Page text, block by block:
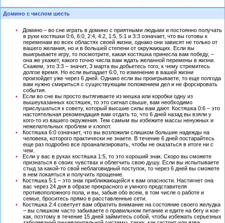
Домино с числом шесть
Домино – во сне играть в домино с приятными людьми и постоянно получать
в руки костяшки 0:6, 6:0, 2:4, 4:2, 1:5, 5:1 и 3:3 означает, что вы готовы к
переменам во всех областях своей жизни, однако они зависят не только от
вашего желания, но и в большей степени от окружающих. Если вы
выигрываете игру, то посмотрите, какая костяшка принесла вам победу, –
она же укажет, какого точно числа вам ждать желанной перемены в жизни.
Скажем, это 3:3 – значит, 3 марта вы добьетесь того, к чему стремитесь
долгое время. Но если выпадает 6:0, то изменение в вашей жизни
произойдет уже через 6 дней. Однако если вы проигрываете, то еще полгода
вам нужно смириться с существующим положением дел и не форсировать
события.
Если во сне вы просто вытягиваете из мешка или коробки одну из
вышеуказанных костяшек, то это сигнал свыше, вам необходимо
прислушаться к совету, который высшие силы вам дают. Костяшка 0:6 – это
настоятельная рекомендация вам отдать то, что 6 дней назад вы взяли у
кого-то из вашего окружения. Тем самым вы избежите массы ненужных и
нежелательных проблем и хлопот.
Костяшка 6:0 означает, что вы возложили слишком большие надежды на
человека, которого практически не знаете. В течение 6 дней постарайтесь
еще раз подробно все проанализировать, чтобы не оказаться в итоге ни с
чем.
Если у вас в руках костяшка 1:5, то это хороший знак. Скоро вы сможете
признаться в своих чувствах и облегчить свою душу. Если вы испытываете
стыд за какой-то свой неблаговидный поступок, то через 6 дней вы сможете
в нем покаяться и получить прощение.
Костяшка 5:1 – это знак приближающейся к вам опасности. Настигнет она
вас через 24 дня в образе прекрасного и умного представителя
противоположного пола, и вы, забыв обо всем, в том числе о работе и
семье, броситесь прямо в расставленные сети.
Костяшка 2:4 советует вам обратить внимание на состояние своего желудка
– вы слишком часто забываете о правильном питание и едите на бегу и кое-
как, поэтому в течение 15 дней займитесь собой, чтобы избежать серьезных